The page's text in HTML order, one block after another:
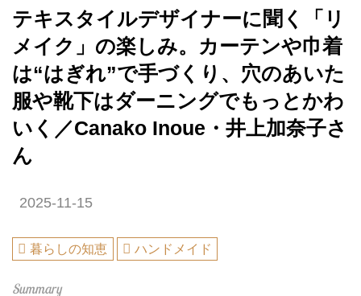
テキスタイルデザイナーに聞く「リ
メイク」の楽しみ。カーテンや巾着
は“はぎれ”で手づくり、穴のあいた
服や靴下はダーニングでもっとかわ
いく／Canako Inoue・井上加奈子さ
ん
2025-11-15
暮らしの知恵 ハンドメイド